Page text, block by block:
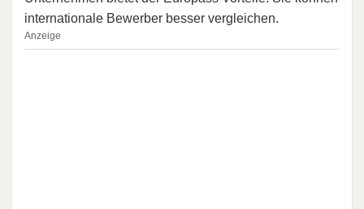
internationale Bewerber besser vergleichen.
Anzeige